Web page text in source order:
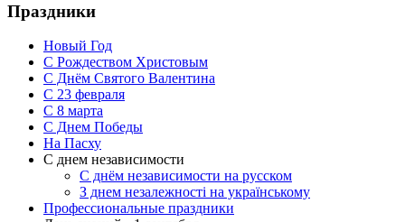
Праздники
Новый Год
С Рождеством Христовым
С Днём Святого Валентина
С 23 февраля
C 8 марта
С Днем Победы
На Пасху
С днем независимости
С днём независимости на русском
З днем незалежності на українському
Профессиональные праздники